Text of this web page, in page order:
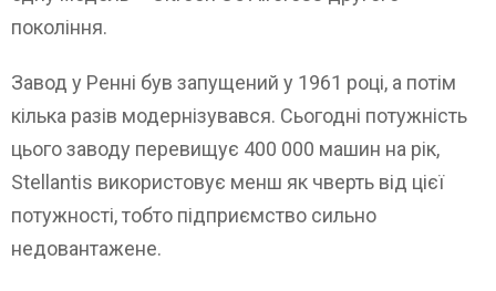
покоління.
Завод у Ренні був запущений у 1961 році, а потім
кілька разів модернізувався. Сьогодні потужність
цього заводу перевищує 400 000 машин на рік,
Stellantis використовує менш як чверть від цієї
потужності, тобто підприємство сильно
недовантажене.